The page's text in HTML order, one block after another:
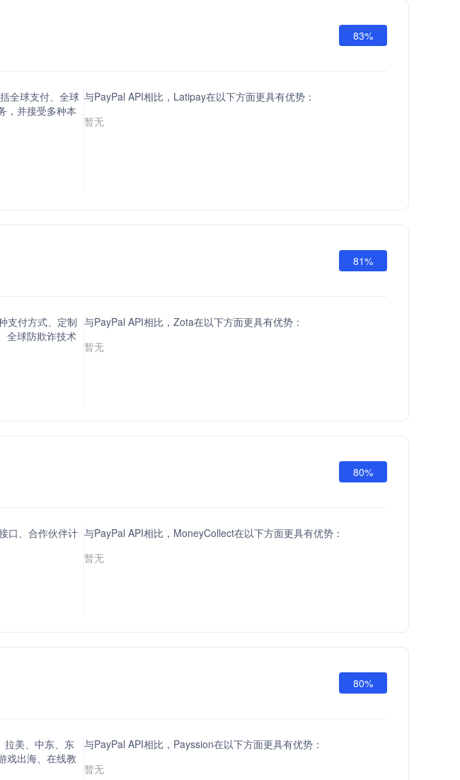
83%
全球支付、全球
，并接受多种本
与PayPal API相比，Latipay在以下方面更具有优势：
暂无
81%
支付方式、定制
全球防欺诈技术
与PayPal API相比，Zota在以下方面更具有优势：
暂无
80%
口、合作伙伴计 与PayPal API相比，MoneyCollect在以下方面更具有优势：
暂无
80%
拉美、中东、东
戏出海、在线教
与PayPal API相比，Payssion在以下方面更具有优势：
暂无